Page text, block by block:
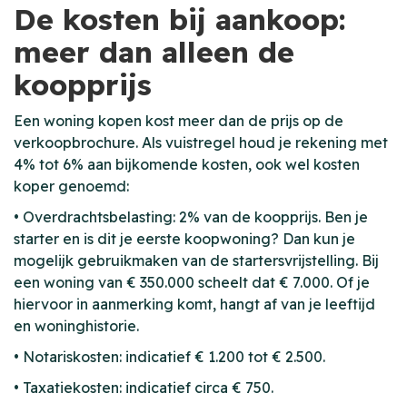
De kosten bij aankoop:
meer dan alleen de
koopprijs
Een woning kopen kost meer dan de prijs op de
verkoopbrochure. Als vuistregel houd je rekening met
4% tot 6% aan bijkomende kosten, ook wel kosten
koper genoemd:
• Overdrachtsbelasting: 2% van de koopprijs. Ben je
starter en is dit je eerste koopwoning? Dan kun je
mogelijk gebruikmaken van de startersvrijstelling. Bij
een woning van € 350.000 scheelt dat € 7.000. Of je
hiervoor in aanmerking komt, hangt af van je leeftijd
en woninghistorie.
• Notariskosten: indicatief € 1.200 tot € 2.500.
• Taxatiekosten: indicatief circa € 750.